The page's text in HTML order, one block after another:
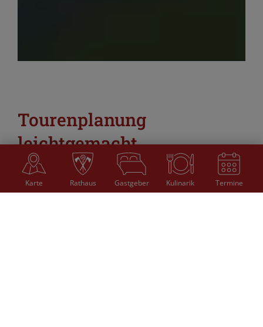
Tourenplanung
leichtgemacht
Für die Rückkehr zum Ausgangspunkt
oder auch zwischendurch können Sie auf
Karte Rathaus Gastgeber Kulinarik Termine